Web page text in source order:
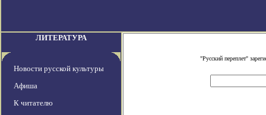
ЛИТЕРАТУРА
Новости русской культуры
Афиша
К читателю
"Русский переплет"